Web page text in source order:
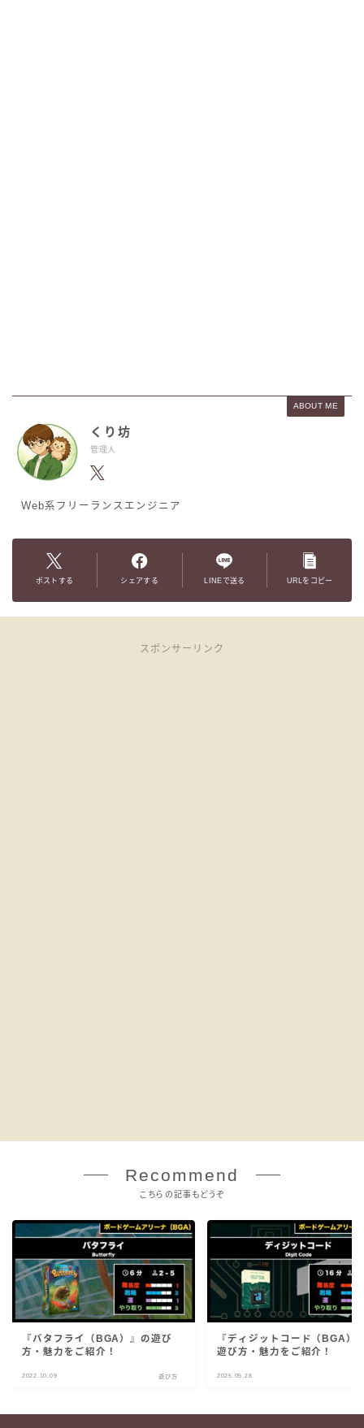
ABOUT ME
くり坊
管理人
Web系フリーランスエンジニア
ポストする シェアする LINEで送る URLをコピー
スポンサーリンク
Recommend
こちらの記事もどうぞ
『バタフライ（BGA）』の遊び
方・魅力をご紹介！
2022.10.09 遊び方
『ディジットコード（BGA）
遊び方・魅力をご紹介！
2025.05.28